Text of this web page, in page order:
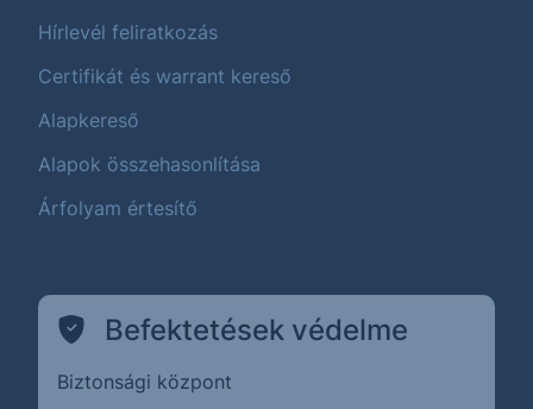
Hírlevél feliratkozás
Certifikát és warrant kereső
Alapkereső
Alapok összehasonlítása
Árfolyam értesítő
Befektetések védelme
Biztonsági központ